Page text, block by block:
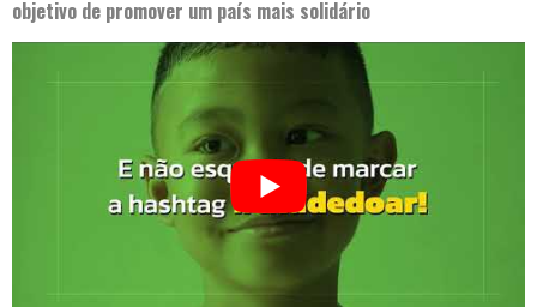
objetivo de promover um país mais solidário